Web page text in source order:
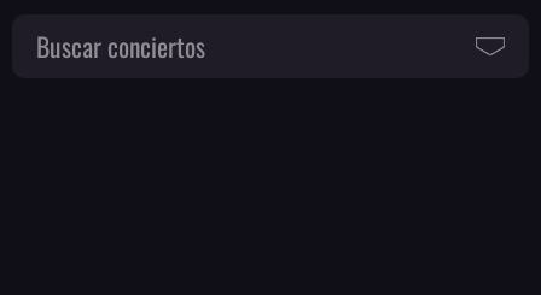
Buscar conciertos